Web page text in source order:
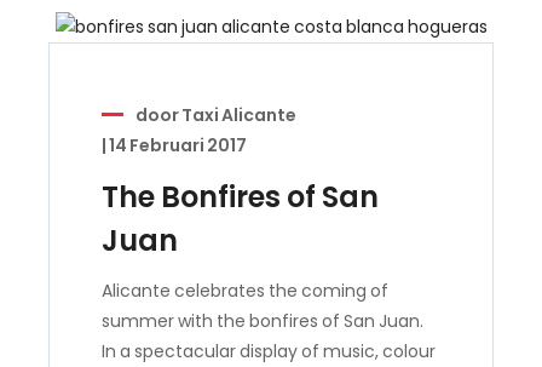
doorTaxi Alicante
|14 Februari 2017
The Bonfires of San
Juan
Alicante celebrates the coming of
summer with the bonfires of San Juan.
In a spectacular display of music, colour